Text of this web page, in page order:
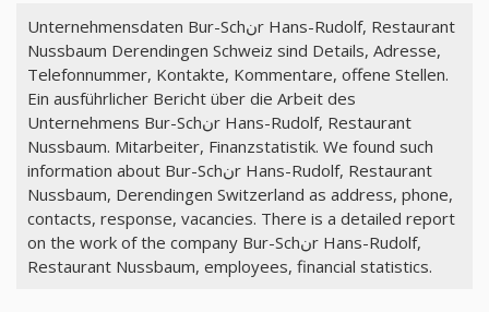
Unternehmensdaten Bur-Schنr Hans-Rudolf, Restaurant
Nussbaum Derendingen Schweiz sind Details, Adresse,
Telefonnummer, Kontakte, Kommentare, offene Stellen.
Ein ausführlicher Bericht über die Arbeit des
Unternehmens Bur-Schنr Hans-Rudolf, Restaurant
Nussbaum. Mitarbeiter, Finanzstatistik. We found such
information about Bur-Schنr Hans-Rudolf, Restaurant
Nussbaum, Derendingen Switzerland as address, phone,
contacts, response, vacancies. There is a detailed report
on the work of the company Bur-Schنr Hans-Rudolf,
Restaurant Nussbaum, employees, financial statistics.